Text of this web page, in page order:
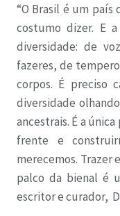
“O Brasil é um país
costumo dizer. E
diversidade: de
fazeres, de
corpos. É preciso
diversidade
ancestrais. É a
frente e
merecemos. Trazer
palco da bienal é
escritor e curador,